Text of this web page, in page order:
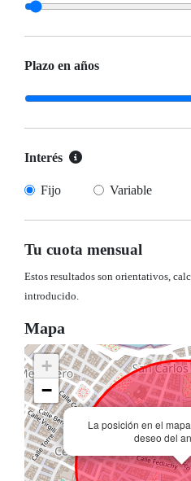
Plazo en años
Interés
Fijo Variable
Tu cuota mensual
Estos resultados son orientativos,
introducido.
Mapa
La posición en el
deseo del
+
−